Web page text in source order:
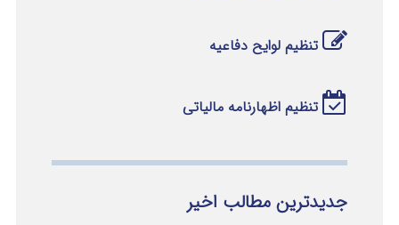
تنظیم لوایح دفاعیه
تنظیم اظهارنامه مالیاتی
جدیدترین مطالب اخیر